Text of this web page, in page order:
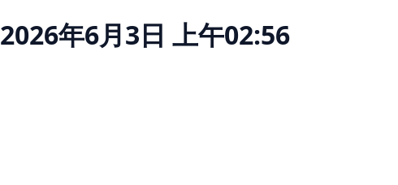
2026年6月3日 上午02:56